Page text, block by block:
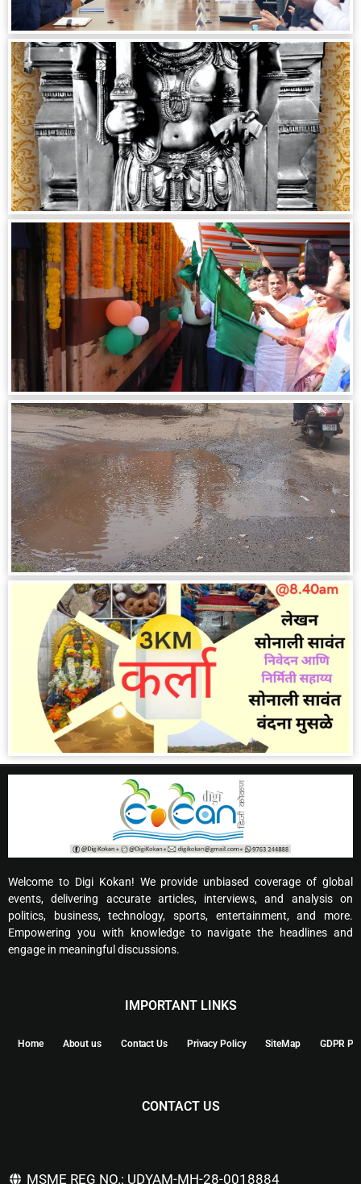
Welcome to Digi Kokan! We provide unbiased coverage of global
events, delivering accurate articles, interviews, and analysis on
politics, business, technology, sports, entertainment, and more.
Empowering you with knowledge to navigate the headlines and
engage in meaningful discussions.
IMPORTANT LINKS
Home About us Contact Us Privacy Policy SiteMap GDPR
CONTACT US
MSME REG NO.: UDYAM-MH-28-0018884